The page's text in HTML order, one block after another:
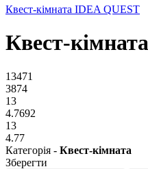
Квест-кімната IDEA QUEST
Квест-
13471
3874
13
4.7692
13
4.77
Категорія - Квест-кімната
Зберегти